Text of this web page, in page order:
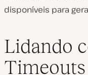
disponíveis para
Lidando